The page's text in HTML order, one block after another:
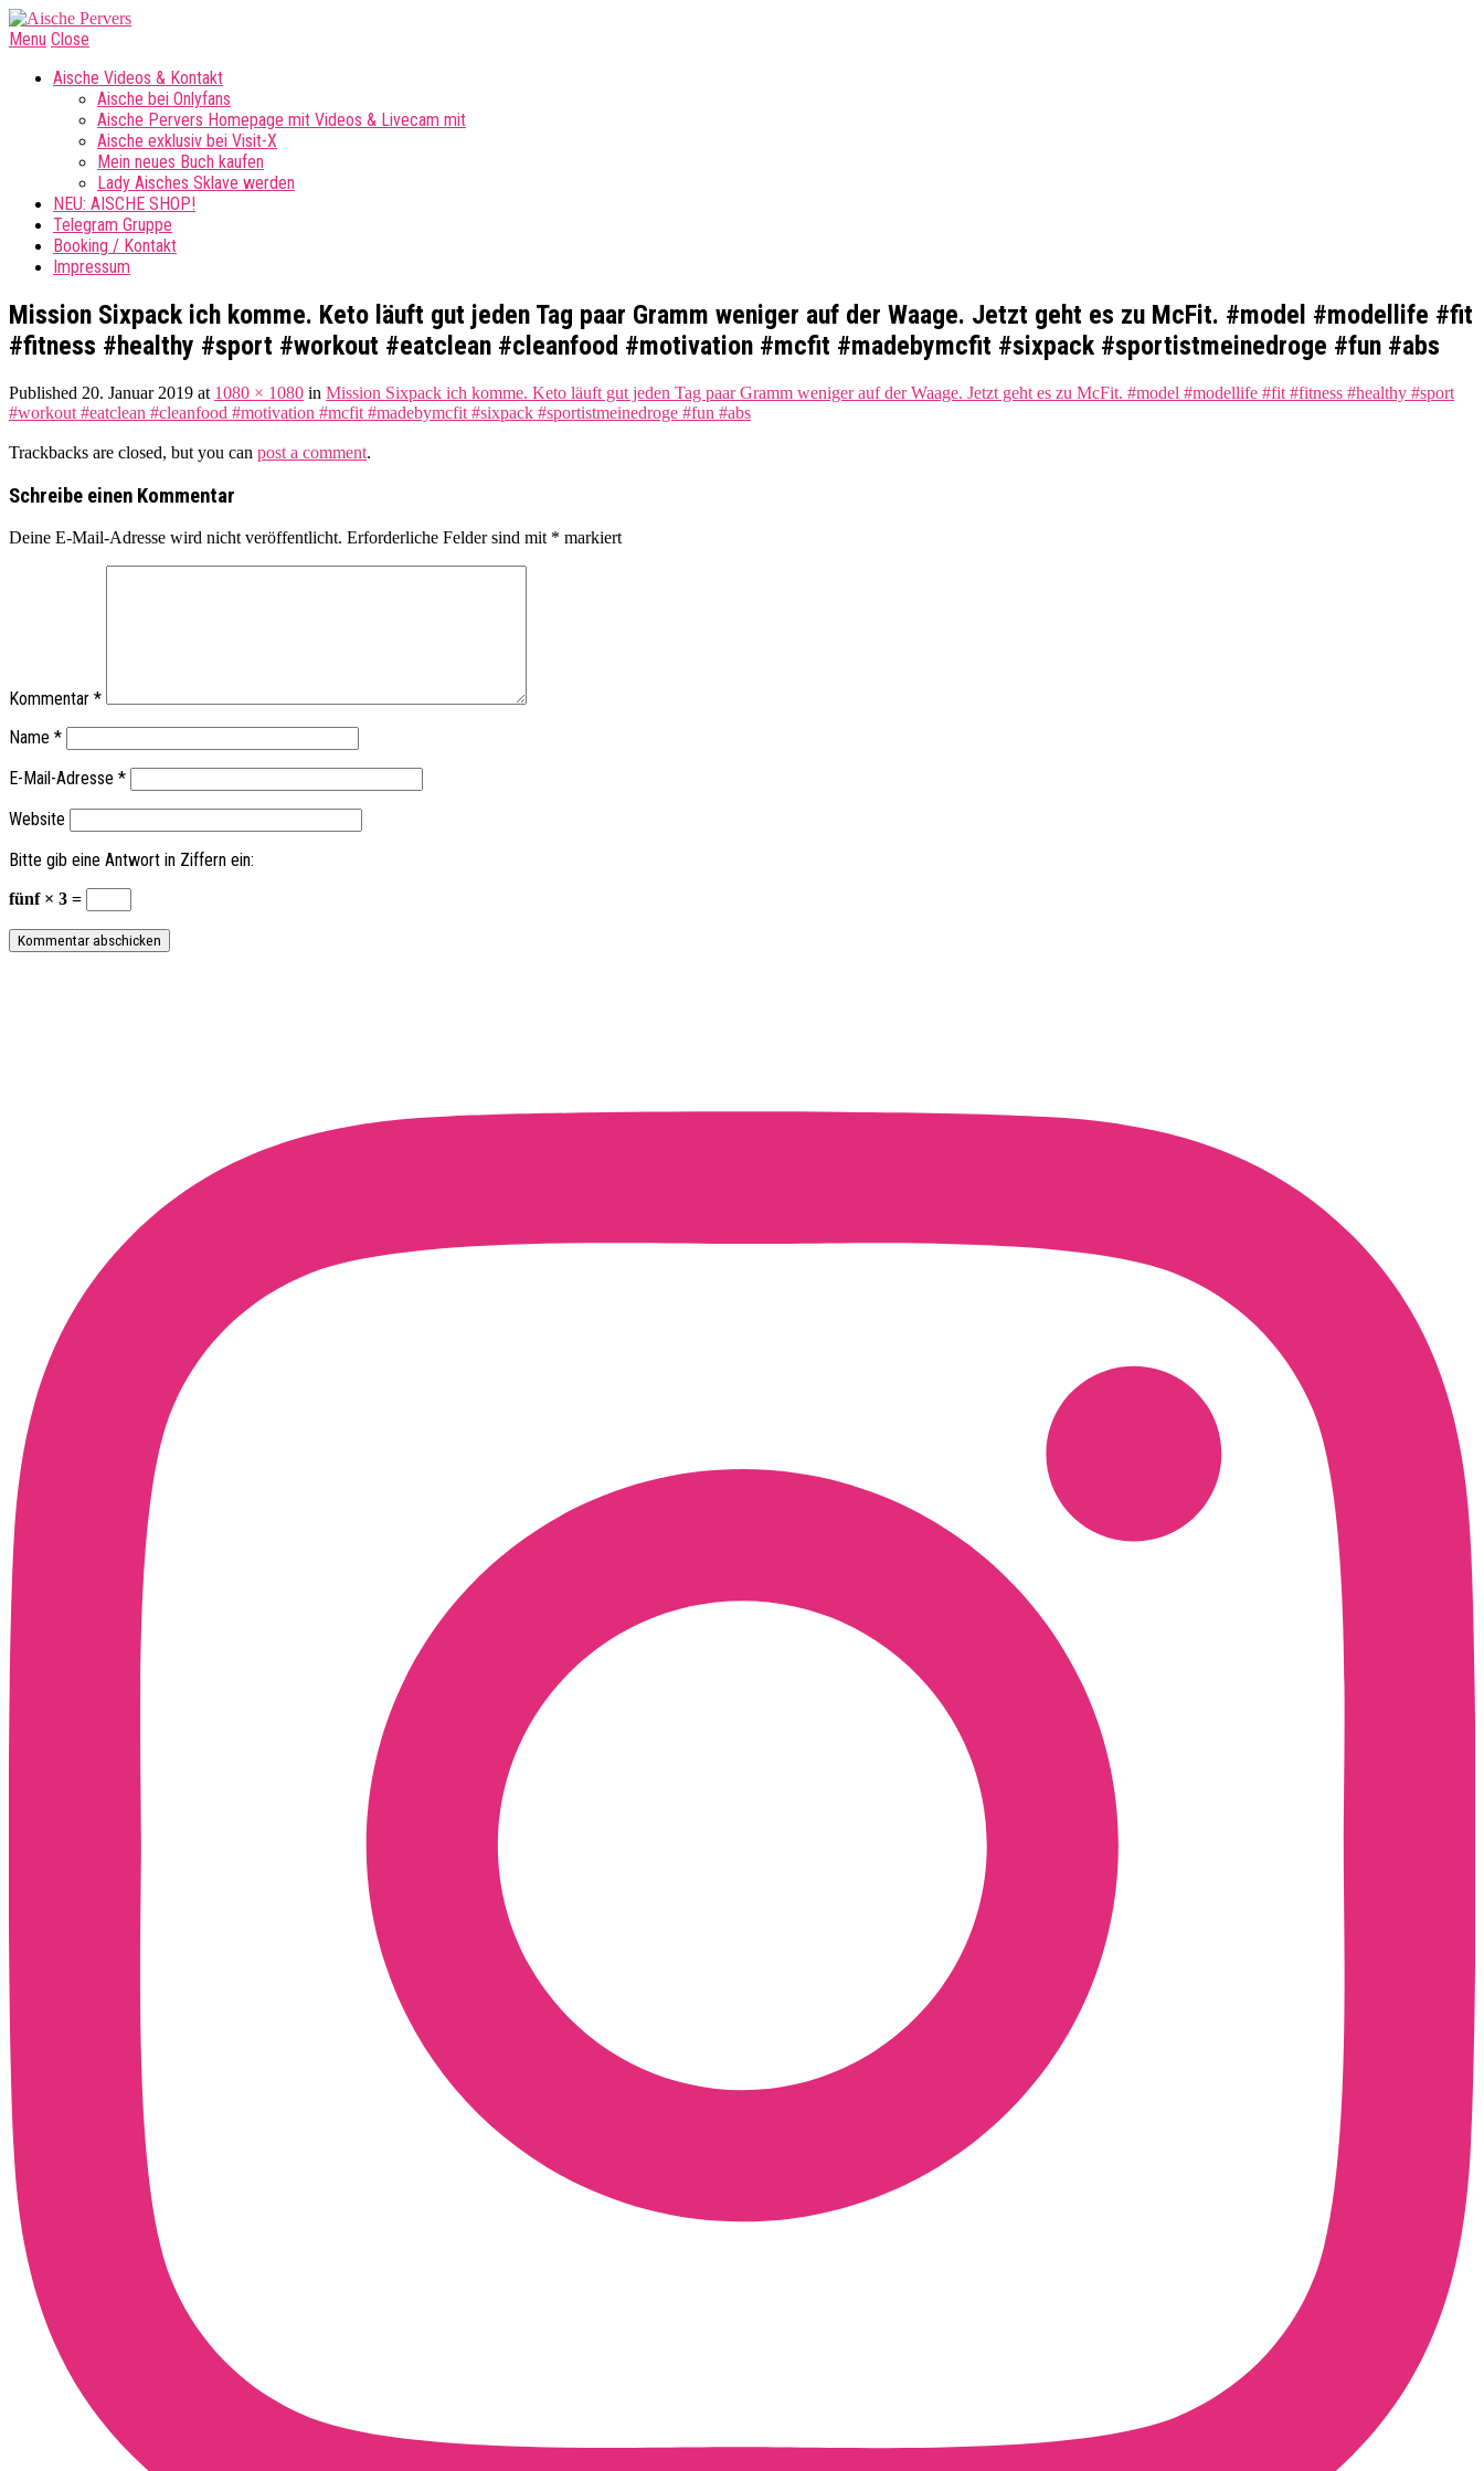
Menu Close
Aische Videos & Kontakt
Aische bei Onlyfans
Aische Pervers Homepage mit Videos & Livecam mit
Aische exklusiv bei Visit-X
Mein neues Buch kaufen
Lady Aisches Sklave werden
NEU: AISCHE SHOP!
Telegram Gruppe
Booking / Kontakt
Impressum
Mission Sixpack ich komme. Keto läuft gut jeden Tag paar Gramm weniger auf der Waage. Jetzt geht es zu McFit. #model #modellife #fit
#fitness #healthy #sport #workout #eatclean #cleanfood #motivation #mcfit #madebymcfit #sixpack #sportistmeinedroge #fun #abs
Published 20. Januar 2019 at 1080 × 1080 in Mission Sixpack ich komme. Keto läuft gut jeden Tag paar Gramm weniger auf der Waage. Jetzt geht es zu McFit. #model #modellife #fit #fitness #healthy #sport
#workout #eatclean #cleanfood #motivation #mcfit #madebymcfit #sixpack #sportistmeinedroge #fun #abs
Trackbacks are closed, but you can post a comment.
Schreibe einen Kommentar
Deine E-Mail-Adresse wird nicht veröffentlicht. Erforderliche Felder sind mit * markiert
Kommentar *
Name *
E-Mail-Adresse *
Website
Bitte gib eine Antwort in Ziffern ein:
fünf × 3 =